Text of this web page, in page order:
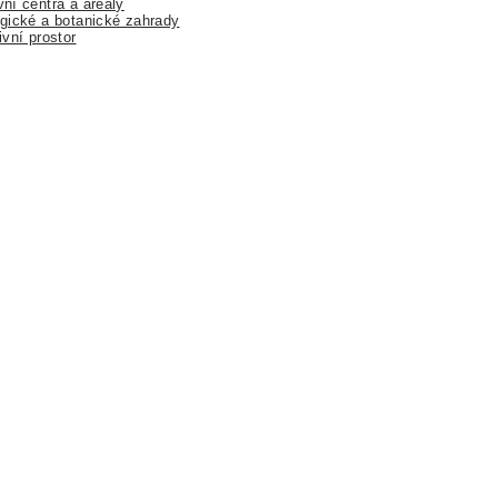
centra a areály
a botanické zahrady
prostor